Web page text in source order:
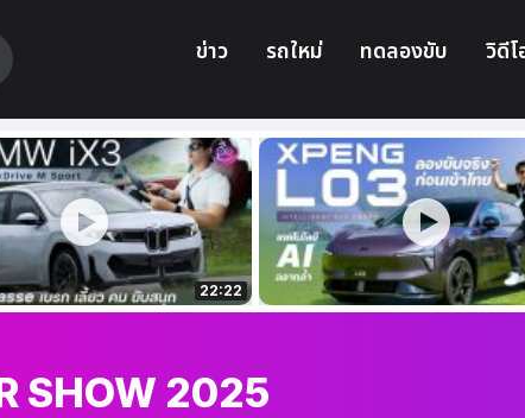
ข่าว รถใหม่ ทดลองขับ วิดีโ
22:22
SHOW 2025